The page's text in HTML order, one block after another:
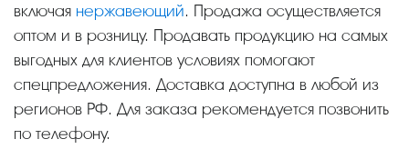
включая нержавеющий. Продажа осуществляется
оптом и в розницу. Продавать продукцию на самых
выгодных для клиентов условиях помогают
спецпредложения. Доставка доступна в любой из
регионов РФ. Для заказа рекомендуется позвонить
по телефону.